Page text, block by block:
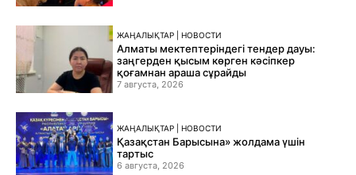
ЖАҢАЛЫҚТАР | НОВОСТИ
Алматы мектептеріндегі тендер дауы:
заңгерден қысым көрген кәсіпкер
қоғамнан араша сұрайды
7 августа, 2026
ЖАҢАЛЫҚТАР | НОВОСТИ
Қазақстан Барысына» жолдама үшін
тартыс
6 августа, 2026